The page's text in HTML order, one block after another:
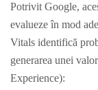
Potrivit Google,
evalueze în mod
Vitals identifică
generarea unei
Experience):